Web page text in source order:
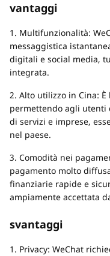
vantaggi
1. Multifunzionalità:
messaggistica
digitali e social media,
integrata.
2. Alto utilizzo in Cina:
permettendo agli utenti
di servizi e imprese,
nel paese.
3. Comodità nei
pagamento molto
finanziarie rapide e
ampiamente accettata
svantaggi
1. Privacy: WeChat